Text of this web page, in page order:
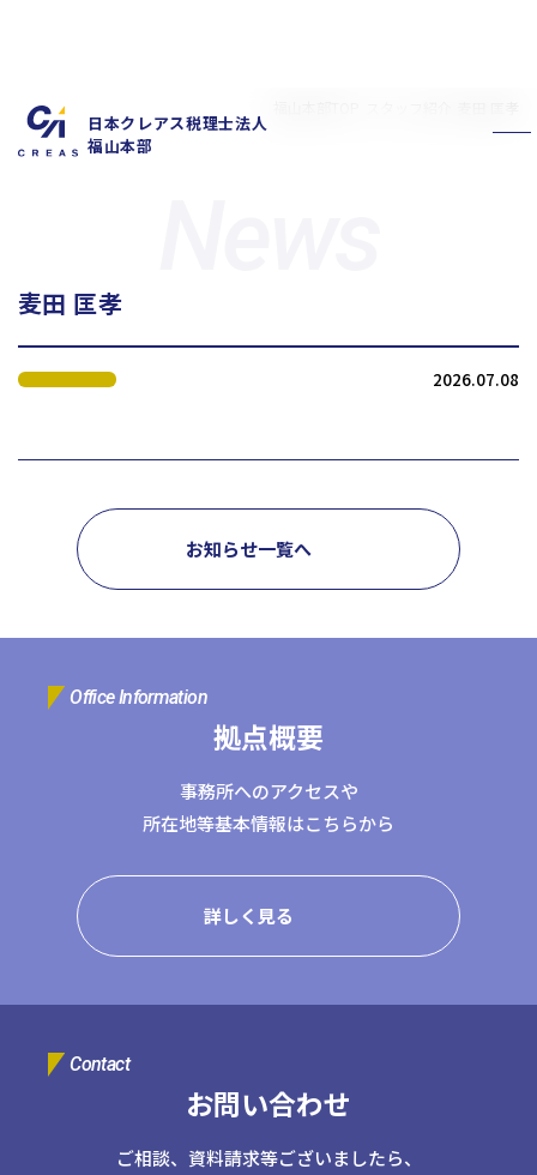
日本クレアス税理士法人
福山本部
お客様の声
スタッフ紹介
コーポレートサイトTOPへ
お問い合わせフォーム
拠点一覧
東京本社
富山本部高岡本部大阪本部北大阪本部神戸三宮本部福山本部
グループ企業一覧
日本クレアス社会保険労務士法人
株式会社コーポレート・アドバイザーズ・アカウンティング
麦田 匡孝
2026.07.08
お知らせ一覧へ
Office Information
拠点概要
事務所へのアクセスや
所在地等基本情報はこちらから
詳しく見る
Contact
お問い合わせ
ご相談、資料請求等ございましたら、